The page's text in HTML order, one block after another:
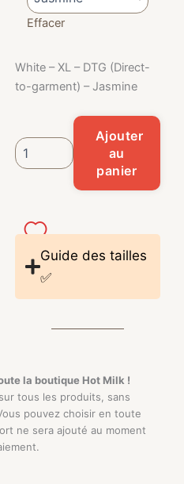
Effacer
White – XL – DTG (Direct-
to-garment) – Jasmine
Ajouter
au
panier
Guide des tailles
✅
la boutique Hot Milk !
tous les produits, sans
pouvez choisir en toute
ne sera ajouté au moment